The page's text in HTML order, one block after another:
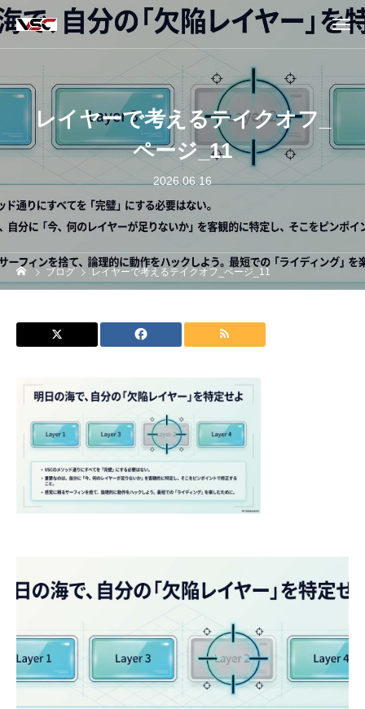
レイヤーで考えるテイクオフ_
ページ_11
2026.06.16
ブログ レイヤーで考えるテイクオフ_ページ_11